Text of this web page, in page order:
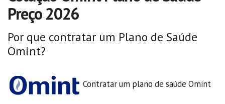
Preço 2026
Por que contratar um Plano de Saúde
Omint?
Contratar um plano de saúde Omint